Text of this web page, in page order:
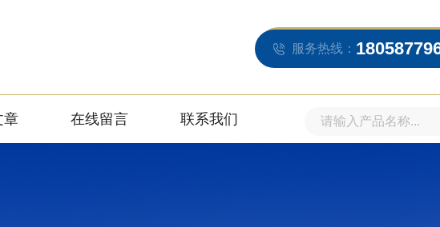
服务热线：
章 在线留言 联系我们